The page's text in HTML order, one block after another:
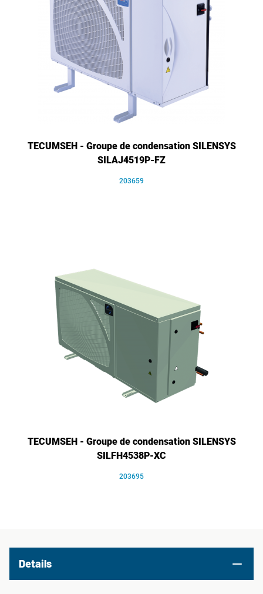
TECUMSEH - Groupe de condensation SILENSYS
SILAJ4519P-FZ
203659
TECUMSEH - Groupe de condensation SILENSYS
SILFH4538P-XC
203695
Details